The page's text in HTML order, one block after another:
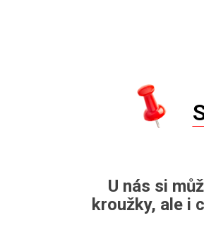
U nás si
kroužky, ale i